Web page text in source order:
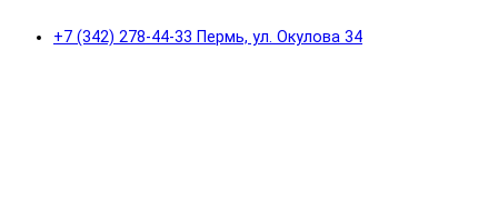
+7 (342) 278-44-33 Пермь, ул. Окулова 34